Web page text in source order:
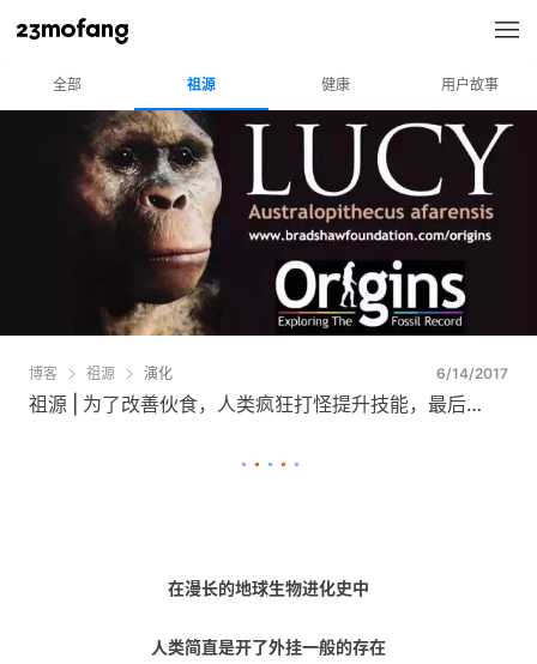
全部 祖源 健康 用户故事
博客 祖源 演化 6/14/2017
祖源 | 为了改善伙食，人类疯狂打怪提升技能，最后…
• • • • •
在漫长的地球生物进化史中
人类简直是开了外挂一般的存在